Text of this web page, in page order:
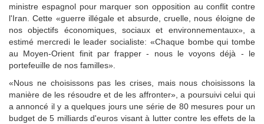
ministre espagnol pour marquer son opposition au conflit contre
l'Iran. Cette «guerre illégale et absurde, cruelle, nous éloigne de
nos objectifs économiques, sociaux et environnementaux», a
estimé mercredi le leader socialiste: «Chaque bombe qui tombe
au Moyen-Orient finit par frapper - nous le voyons déjà - le
portefeuille de nos familles».
«Nous ne choisissons pas les crises, mais nous choisissons la
manière de les résoudre et de les affronter», a poursuivi celui qui
a annoncé il y a quelques jours une série de 80 mesures pour un
budget de 5 milliards d'euros visant à lutter contre les effets de la